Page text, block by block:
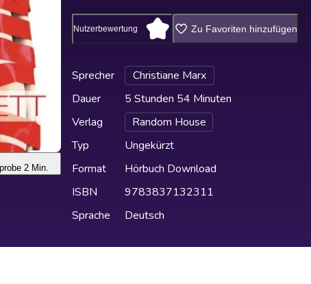
2 Min.
Nutzerbewertung Zu Favoriten hinzufügen
Sprecher
Christiane Marx
Dauer
5 Stunden 54 Minuten
Verlag
Random House
Typ
Ungekürzt
Format
Hörbuch Download
ISBN
9783837132311
Sprache
Deutsch